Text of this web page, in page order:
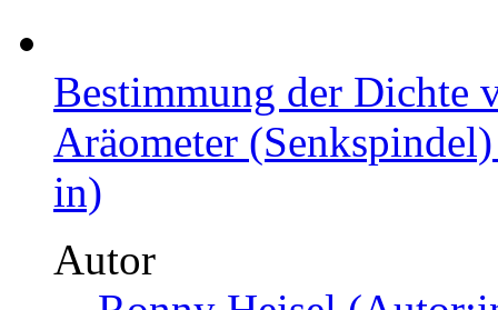
Bestimmung der Dichte
Aräometer
in)
Autor